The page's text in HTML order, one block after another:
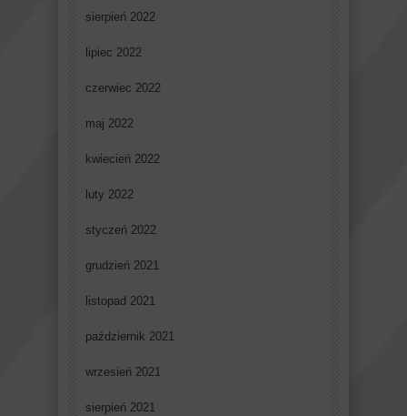
sierpień 2022
lipiec 2022
czerwiec 2022
maj 2022
kwiecień 2022
luty 2022
styczeń 2022
grudzień 2021
listopad 2021
październik 2021
wrzesień 2021
sierpień 2021